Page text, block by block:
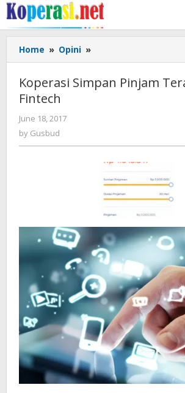
Skip
to
content
Home » Opini »
Simpan
Terancam
Koperasi Simpan Pinjam
Fintech
June 18, 2017
by Gusbud